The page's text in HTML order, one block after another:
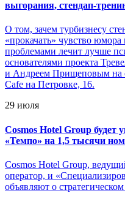
выгорания, стендап-
О том, зачем турбизнесу
«прокачать» чувство
проблемами лечит лучше
основателями проекта
и Андреем Прищеповым на
Cafe на Петровке, 16.
29 июля
Cosmos Hotel Group будет
«Темпо» на 1,5 тысячи
Cosmos Hotel Group,
оператор, и
объявляют о